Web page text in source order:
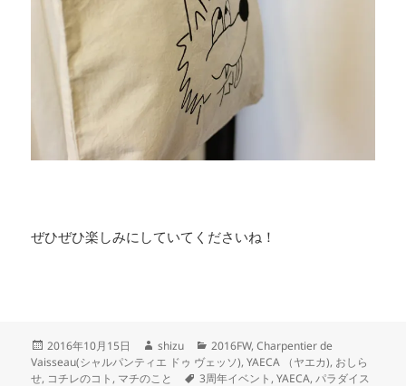
ぜひぜひ楽しみにしていてくださいね！
投
稿
日:
2016年10月15日
作
成
者
shizu
カ
テ
ゴ
2016FW,Charpentier de
Vaisseau(シャルパンティエ ドゥ ヴェッソ),YAECA （ヤエカ), おしら
せ, コチレのコト , マチのこと
タ
3周年イベント ,YAECA,パラダイス